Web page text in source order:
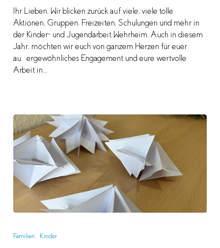
Ihr Lieben, Wir blicken zurück auf viele, viele tolle
Aktionen, Gruppen, Freizeiten, Schulungen und mehr in
der Kinder- und Jugendarbeit Wehrheim. Auch in diesem
Jahr, möchten wir euch von ganzem Herzen für euer
außergewöhnliches Engagement und eure wertvolle
Arbeit in…
Eltern-
Familien Kinder